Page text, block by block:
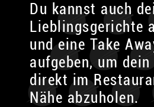
Du kannst auch
Lieblingsgerichte
und eine Take
aufgeben, um dein
direkt im
Nähe abzuholen.